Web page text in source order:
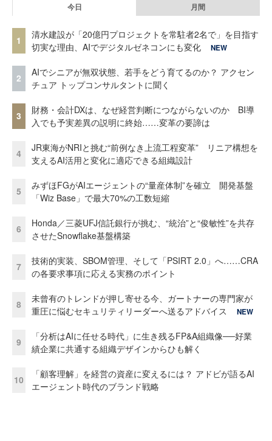
今日 月間
1
清水建設が「20億円プロジェクトを常駐者2名で」を目指す
切実な理由、AIでデジタルゼネコンにも変化
NEW
2
AIでシニアが無双状態、若手をどう育てるのか？ アクセン
チュア トップコンサルタントに聞く
3
財務・会計DXは、なぜ経営判断につながらないのか BI導
入でも予実差異の説明に終始……変革の要諦は
4
JR東海がNRIと挑む“前例なき上流工程変革” リニア構想を
支えるAI活用と変化に適応できる組織設計
5
みずほFGがAIエージェントの“量産体制”を確立 開発基盤
「Wiz Base」で最大70%の工数短縮
6
Honda／三菱UFJ信託銀行が挑む、“統治”と“俊敏性”を共存
させたSnowflake基盤構築
7
技術的実装、SBOM管理、そして「PSIRT 2.0」へ……CRA
の各要求事項に応える実務のポイント
8
未曾有のトレンドが押し寄せる今、ガートナーの専門家が
重圧に悩むセキュリティリーダーへ送るアドバイス
NEW
9
「分析はAIに任せる時代」に生き残るFP&A組織像──好業
績企業に共通する組織デザインからひも解く
10
「顧客理解」を経営の資産に変えるには？ アドビが語るAI
エージェント時代のブランド戦略